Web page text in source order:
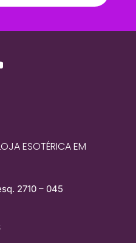
ESOTÉRICA EM
2710 – 045